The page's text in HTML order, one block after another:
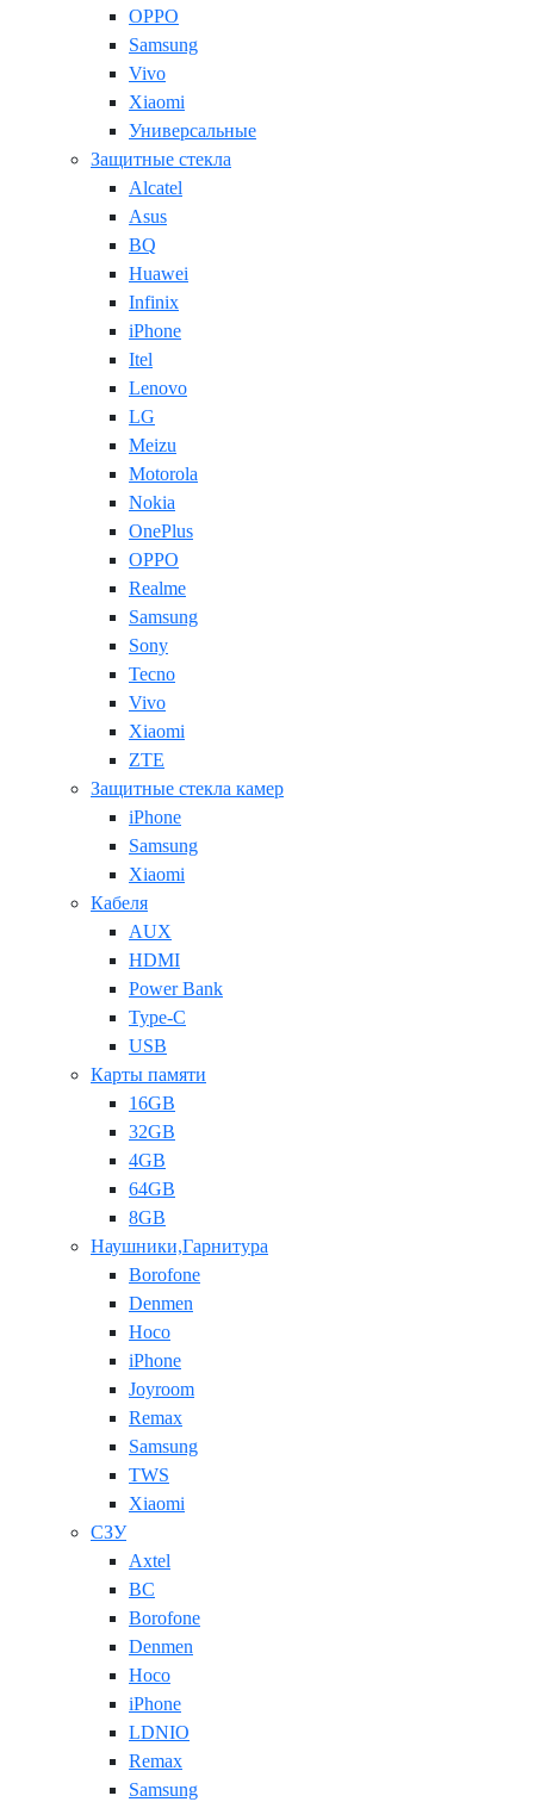
OPPO
Samsung
Vivo
Xiaomi
Универсальные
Защитные стекла
Alcatel
Asus
BQ
Huawei
Infinix
iPhone
Itel
Lenovo
LG
Meizu
Motorola
Nokia
OnePlus
OPPO
Realme
Samsung
Sony
Tecno
Vivo
Xiaomi
ZTE
Защитные стекла камер
iPhone
Samsung
Xiaomi
Кабеля
AUX
HDMI
Power Bank
Type-C
USB
Карты памяти
16GB
32GB
4GB
64GB
8GB
Наушники,Гарнитура
Borofone
Denmen
Hoco
iPhone
Joyroom
Remax
Samsung
TWS
Xiaomi
СЗУ
Axtel
BC
Borofone
Denmen
Hoco
iPhone
LDNIO
Remax
Samsung